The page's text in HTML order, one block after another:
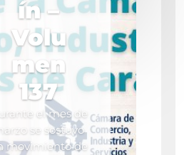
ín –
Volu
men
137
el mes de
se sostuvo
movimiento de